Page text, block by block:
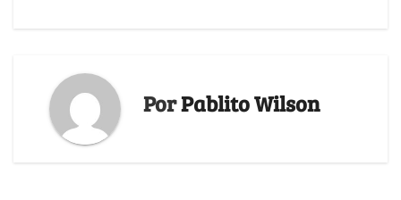
PorPablito Wilson